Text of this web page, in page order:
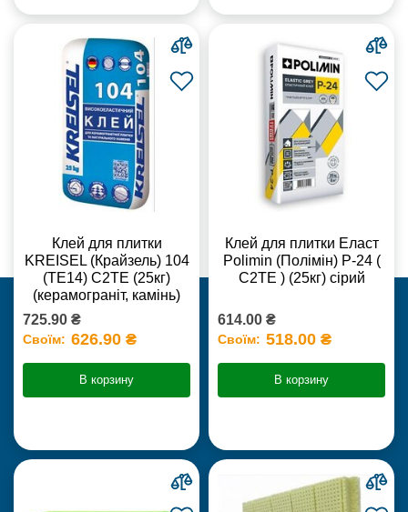
Клей для плитки
KREISEL (Крайзель) 104
(ТЕ14) С2TE (25кг)
(керамограніт, камінь)
725.90 ₴
Своїм: 626.90 ₴
В корзину
Клей для плитки Еласт
Polimin (Полімін) Р-24 (
С2ТЕ ) (25кг) сірий
614.00 ₴
Своїм: 518.00 ₴
В корзину